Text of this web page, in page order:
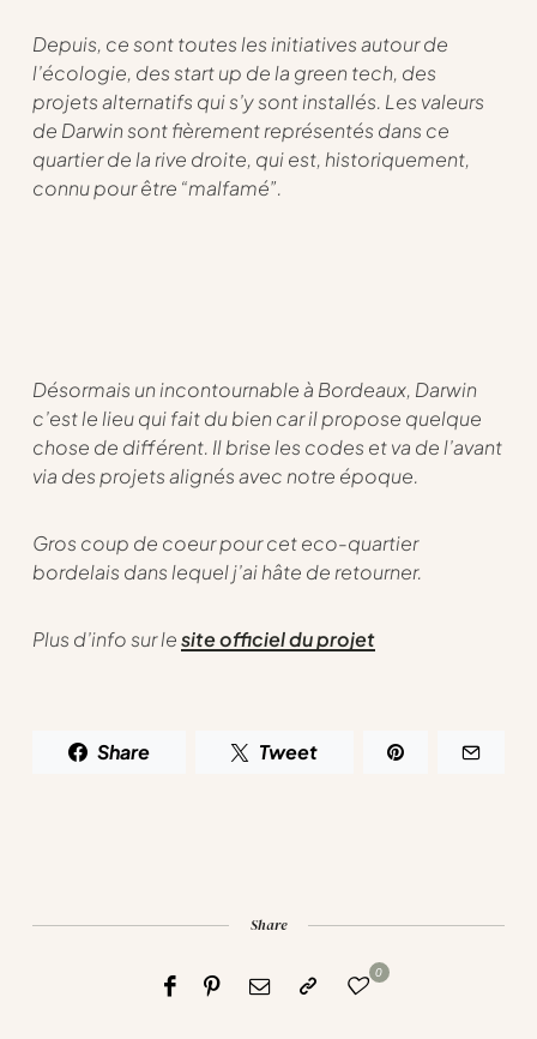
Depuis, ce sont toutes les initiatives autour de
l’écologie, des start up de la green tech, des
projets alternatifs qui s’y sont installés. Les valeurs
de Darwin sont fièrement représentés dans ce
quartier de la rive droite, qui est, historiquement,
connu pour être “malfamé”.
Désormais un incontournable à Bordeaux, Darwin
c’est le lieu qui fait du bien car il propose quelque
chose de différent. Il brise les codes et va de l’avant
via des projets alignés avec notre époque.
Gros coup de coeur pour cet eco-quartier
bordelais dans lequel j’ai hâte de retourner.
Plus d’info sur lesite officiel du projet
Share Tweet
Share
0